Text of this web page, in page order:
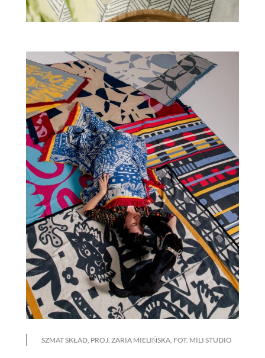
SZMAT SKŁAD, PROJ. ZARIA MIELIŃSKA, FOT. MILI STUDIO